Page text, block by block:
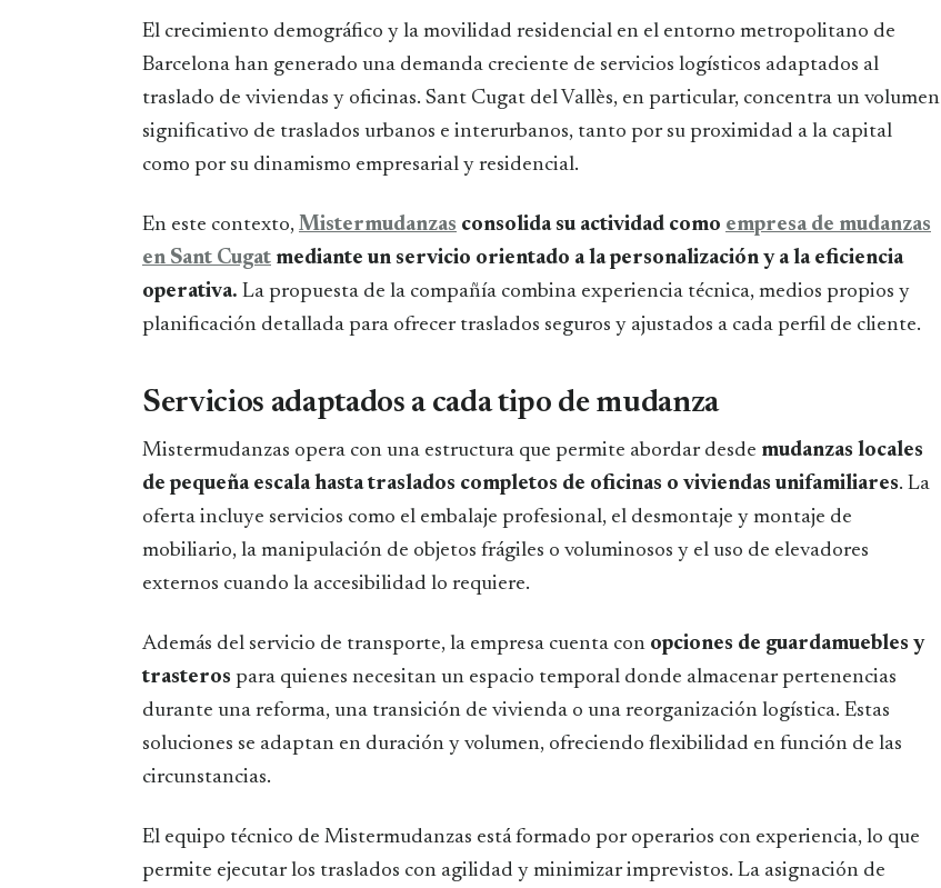
El crecimiento demográfico y la movilidad residencial en el entorno metropolitano de
Barcelona han generado una demanda creciente de servicios logísticos adaptados al
traslado de viviendas y oficinas. Sant Cugat del Vallès, en particular, concentra un volumen
significativo de traslados urbanos e interurbanos, tanto por su proximidad a la capital
como por su dinamismo empresarial y residencial.
En este contexto, Mistermudanzas consolida su actividad como empresa de mudanzas
en Sant Cugat mediante un servicio orientado a la personalización y a la eficiencia
operativa. La propuesta de la compañía combina experiencia técnica, medios propios y
planificación detallada para ofrecer traslados seguros y ajustados a cada perfil de cliente.
Servicios adaptados a cada tipo de mudanza
Mistermudanzas opera con una estructura que permite abordar desde mudanzas locales
de pequeña escala hasta traslados completos de oficinas o viviendas unifamiliares. La
oferta incluye servicios como el embalaje profesional, el desmontaje y montaje de
mobiliario, la manipulación de objetos frágiles o voluminosos y el uso de elevadores
externos cuando la accesibilidad lo requiere.
Además del servicio de transporte, la empresa cuenta con opciones de guardamuebles y
trasteros para quienes necesitan un espacio temporal donde almacenar pertenencias
durante una reforma, una transición de vivienda o una reorganización logística. Estas
soluciones se adaptan en duración y volumen, ofreciendo flexibilidad en función de las
circunstancias.
El equipo técnico de Mistermudanzas está formado por operarios con experiencia, lo que
permite ejecutar los traslados con agilidad y minimizar imprevistos. La asignación de